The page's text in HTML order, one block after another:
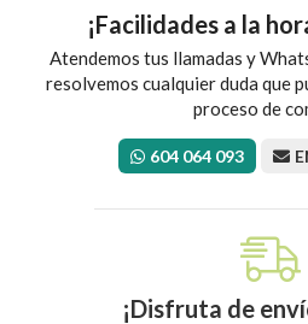
¡Facilidades a la
Atendemos tus llamadas y
resolvemos cualquier duda que
proceso de
604 064 093
¡Disfruta de